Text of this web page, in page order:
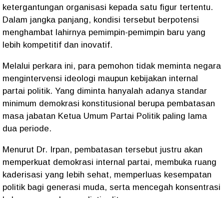
ketergantungan organisasi kepada satu figur tertentu.
Dalam jangka panjang, kondisi tersebut berpotensi
menghambat lahirnya pemimpin-pemimpin baru yang
lebih kompetitif dan inovatif.
Melalui perkara ini, para pemohon tidak meminta negara
mengintervensi ideologi maupun kebijakan internal
partai politik. Yang diminta hanyalah adanya standar
minimum demokrasi konstitusional berupa pembatasan
masa jabatan Ketua Umum Partai Politik paling lama
dua periode.
Menurut Dr. Irpan, pembatasan tersebut justru akan
memperkuat demokrasi internal partai, membuka ruang
kaderisasi yang lebih sehat, memperluas kesempatan
politik bagi generasi muda, serta mencegah konsentrasi